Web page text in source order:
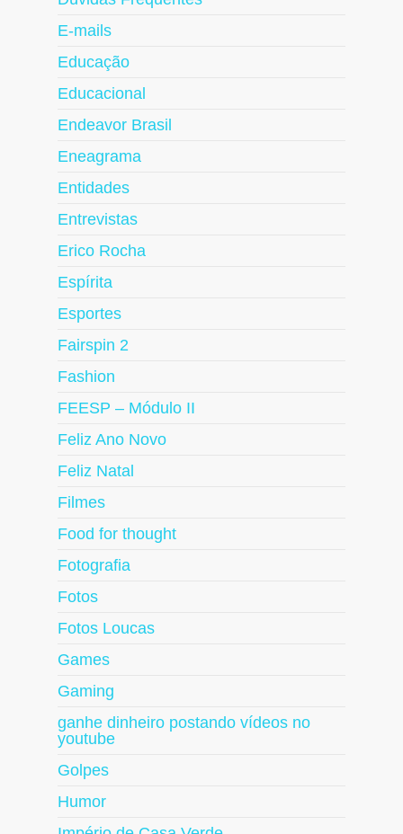
E-mails
Educação
Educacional
Endeavor Brasil
Eneagrama
Entidades
Entrevistas
Erico Rocha
Espírita
Esportes
Fairspin 2
Fashion
FEESP – Módulo II
Feliz Ano Novo
Feliz Natal
Filmes
Food for thought
Fotografia
Fotos
Fotos Loucas
Games
Gaming
ganhe dinheiro postando vídeos no
youtube
Golpes
Humor